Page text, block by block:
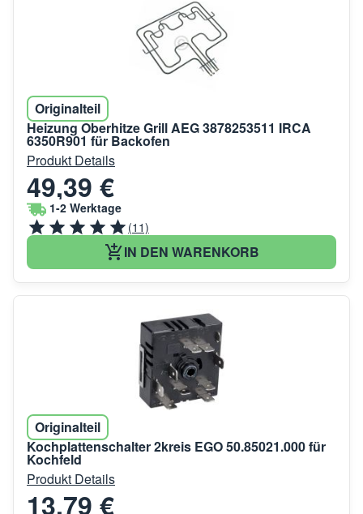
Originalteil
Heizung Oberhitze Grill AEG 3878253511 IRCA
6350R901 für Backofen
Produkt Details
49,39 €
1-2 Werktage
(11)
IN DEN WARENKORB
Originalteil
Kochplattenschalter 2kreis EGO 50.85021.000 für
Kochfeld
Produkt Details
13,79 €